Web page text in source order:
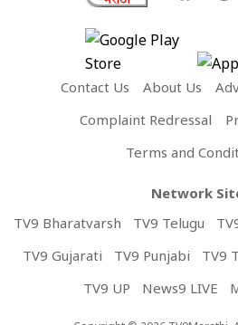
Contact Us About Us
Complaint Redressal
Terms and
Network
TV9 Bharatvarsh
TV9 Telugu
TV9 Gujarati
TV9 Punjabi TV9
TV9 UP
News9 LIVE